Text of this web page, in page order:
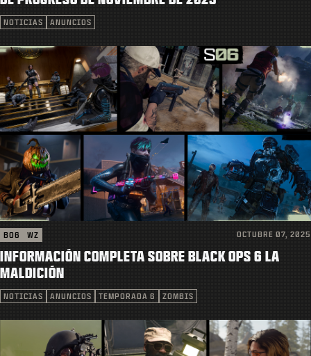
SOPORTE
INICIAR SESIÓN|REGISTRARSE
NOTICIAS ANUNCIOS
BO6 WZ OCTUBRE 07, 2025
INFORMACIÓN COMPLETA SOBRE BLACK OPS 6 LA
MALDICIÓN
NOTICIAS ANUNCIOS TEMPORADA 6 ZOMBIS